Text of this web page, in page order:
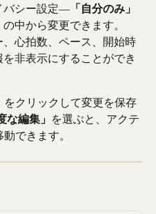
バシー設定― 「自分のみ」
の中から変更できます。
心拍数、ペース、開始時
非表示にすることができ
をクリックして変更を保存
な編集」 を選ぶと、アクテ
できます。